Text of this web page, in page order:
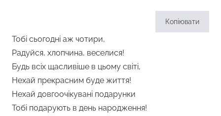
Копіювати
Тобі сьогодні аж чотири,
Радуйся, хлопчина, веселися!
Будь всіх щасливіше в цьому світі,
Нехай прекрасним буде життя!
Нехай довгоочікувані подарунки
Тобі подарують в день народження!